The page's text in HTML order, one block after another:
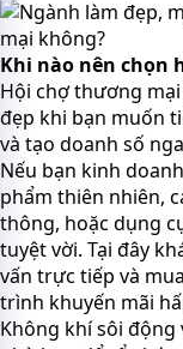
Khi nào nên chọn
Hội chợ thương
đẹp khi bạn muốn
và tạo doanh số
Nếu bạn kinh
phẩm thiên nhiên,
thông, hoặc dụng
tuyệt vời. Tại đây
vấn trực tiếp và
trình khuyến mãi
Không khí sôi